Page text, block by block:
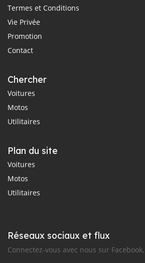
Termes et Conditions
Vie Privée
Promotion
Contact
Chercher
Voitures
Motos
Utilitaires
Plan du site
Voitures
Motos
Utilitaires
Réseaux sociaux et flux
Connectez-vous avec nous sur